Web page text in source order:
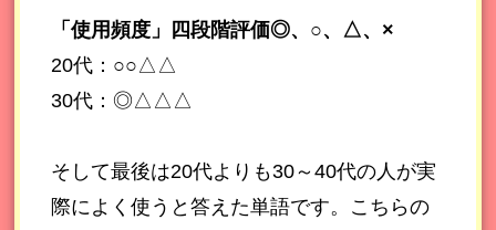
「使用頻度」四段階評価◎、○、△、×
20代：○○△△
30代：◎△△△
そして最後は20代よりも30～40代の人が実
際によく使うと答えた単語です。こちらの